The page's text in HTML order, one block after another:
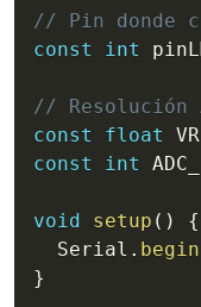
// Pin donde
const
int
// Resolución
const
float
const
int
void setup ( )
{
  Serial
. begin
}